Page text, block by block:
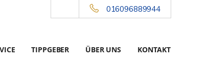
016096889944
TIPPGEBER ÜBER UNS KONTAKT